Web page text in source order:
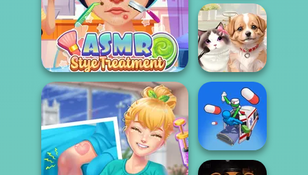
ASMR Stye Treatment
Pet Salon 2
Pet Salon